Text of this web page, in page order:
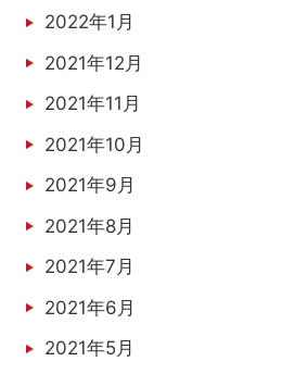
2022年1月
2021年12月
2021年11月
2021年10月
2021年9月
2021年8月
2021年7月
2021年6月
2021年5月